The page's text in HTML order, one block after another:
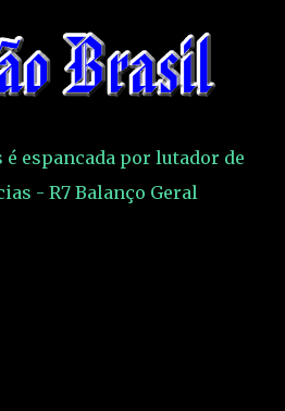
é espancada por lutador de
- R7 Balanço Geral